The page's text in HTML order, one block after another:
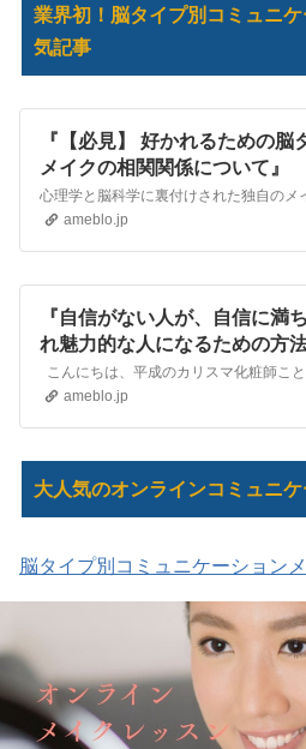
業界初！脳タイプ別コミュニ
気記事
『【必見】 好かれるための脳
メイクの相関関係について』
ameblo.jp
『自信がない人が、自信に満
れ魅力的な人になるための方法
ameblo.jp
大人気のオンラインコミュニ
脳タイプ別コミュニケーション